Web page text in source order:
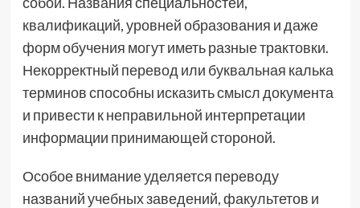
квалификаций, уровней образования и даже
форм обучения могут иметь разные трактовки.
Некорректный перевод или буквальная калька
терминов способны исказить смысл документа
и привести к неправильной интерпретации
информации принимающей стороной.
Особое внимание уделяется переводу
названий учебных заведений, факультетов и